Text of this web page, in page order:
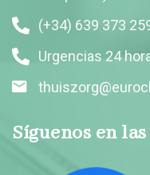
(+34) 639 373
Urgencias 24
Síguenos en